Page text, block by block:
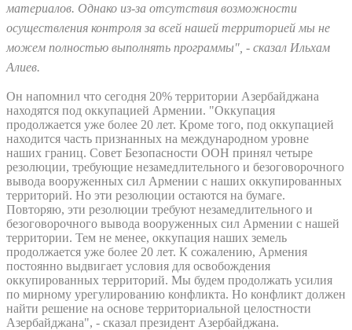
материалов. Однако из-за отсутствия возможности
осуществления контроля за всей нашей территорией мы не
можем полностью выполнять программы", - сказал Ильхам
Алиев.
Он напомнил что сегодня 20% территории Азербайджана
находятся под оккупацией Армении. "Оккупация
продолжается уже более 20 лет. Кроме того, под оккупацией
находится часть признанных на международном уровне
наших границ. Совет Безопасности ООН принял четыре
резолюции, требующие незамедлительного и безоговорочного
вывода вооруженных сил Армении с наших оккупированных
территорий. Но эти резолюции остаются на бумаге.
Повторяю, эти резолюции требуют незамедлительного и
безоговорочного вывода вооруженных сил Армении с нашей
территории. Тем не менее, оккупация наших земель
продолжается уже более 20 лет. К сожалению, Армения
постоянно выдвигает условия для освобождения
оккупированных территорий. Мы будем продолжать усилия
по мирному урегулированию конфликта. Но конфликт должен
найти решение на основе территориальной целостности
Азербайджана", - сказал президент Азербайджана.